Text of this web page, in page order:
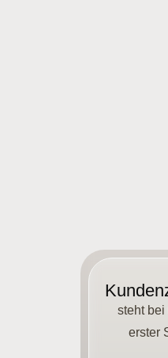
steht bei
erster